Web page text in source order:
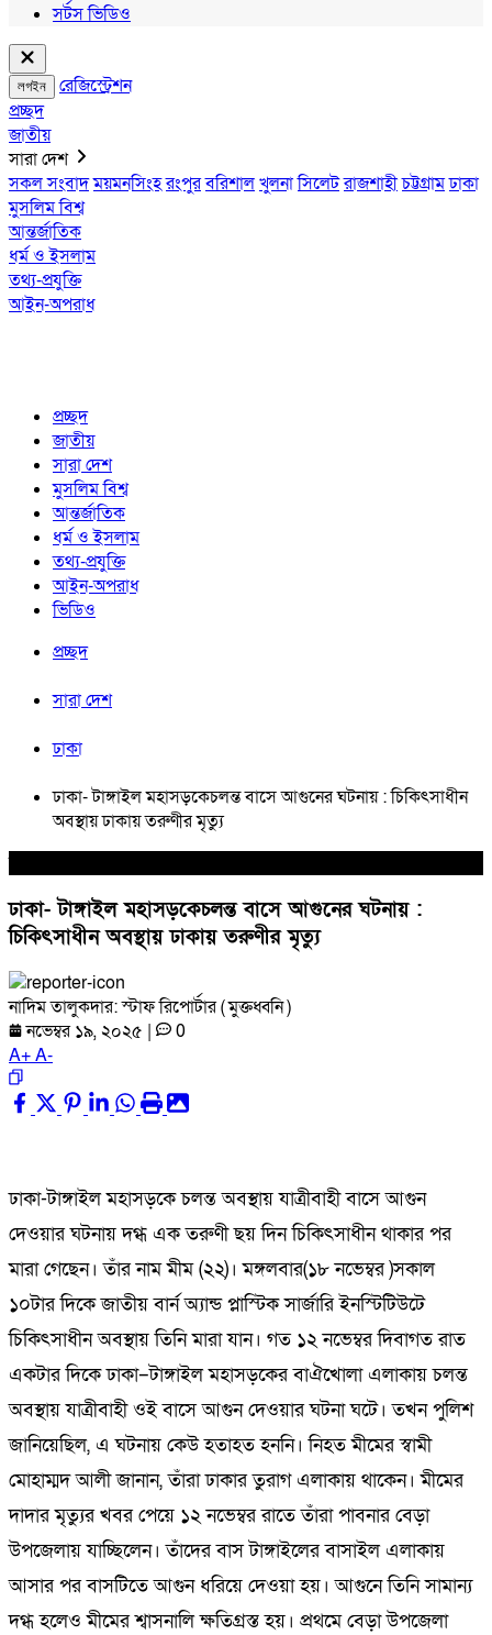
সর্টস ভিডিও
লগইন
রেজিস্ট্রেশন
প্রচ্ছদ
জাতীয়
সারা দেশ
সকল সংবাদময়মনসিংহরংপুরবরিশালখুলনাসিলেটরাজশাহীচট্টগ্রামঢাকা
মুসলিম বিশ্ব
আন্তর্জাতিক
ধর্ম ও ইসলাম
তথ্য-প্রযুক্তি
আইন-অপরাধ
প্রচ্ছদ
জাতীয়
সারা দেশ
মুসলিম বিশ্ব
আন্তর্জাতিক
ধর্ম ও ইসলাম
তথ্য-প্রযুক্তি
আইন-অপরাধ
ভিডিও
প্রচ্ছদ
সারা দেশ
ঢাকা
ঢাকা- টাঙ্গাইল মহাসড়কেচলন্ত বাসে আগুনের ঘটনায় : চিকিৎসাধীন
অবস্থায় ঢাকায় তরুণীর মৃত্যু
ঢাকা- টাঙ্গাইল মহাসড়কেচলন্ত বাসে আগুনের ঘটনায় :
চিকিৎসাধীন অবস্থায় ঢাকায় তরুণীর মৃত্যু
নাদিম তালুকদার: স্টাফ রিপোর্টার ( মুক্তধ্বনি )
নভেম্বর ১৯, ২০২৫ |
0
A+A-
ঢাকা-টাঙ্গাইল মহাসড়কে চলন্ত অবস্থায় যাত্রীবাহী বাসে আগুন
দেওয়ার ঘটনায় দগ্ধ এক তরুণী ছয় দিন চিকিৎসাধীন থাকার পর
মারা গেছেন। তাঁর নাম মীম (২২)। মঙ্গলবার(১৮ নভেম্বর )সকাল
১০টার দিকে জাতীয় বার্ন অ্যান্ড প্লাস্টিক সার্জারি ইনস্টিটিউটে
চিকিৎসাধীন অবস্থায় তিনি মারা যান। গত ১২ নভেম্বর দিবাগত রাত
একটার দিকে ঢাকা–টাঙ্গাইল মহাসড়কের বাঐখোলা এলাকায় চলন্ত
অবস্থায় যাত্রীবাহী ওই বাসে আগুন দেওয়ার ঘটনা ঘটে। তখন পুলিশ
জানিয়েছিল, এ ঘটনায় কেউ হতাহত হননি। নিহত মীমের স্বামী
মোহাম্মদ আলী জানান, তাঁরা ঢাকার তুরাগ এলাকায় থাকেন। মীমের
দাদার মৃত্যুর খবর পেয়ে ১২ নভেম্বর রাতে তাঁরা পাবনার বেড়া
উপজেলায় যাচ্ছিলেন। তাঁদের বাস টাঙ্গাইলের বাসাইল এলাকায়
আসার পর বাসটিতে আগুন ধরিয়ে দেওয়া হয়। আগুনে তিনি সামান্য
দগ্ধ হলেও মীমের শ্বাসনালি ক্ষতিগ্রস্ত হয়। প্রথমে বেড়া উপজেলা